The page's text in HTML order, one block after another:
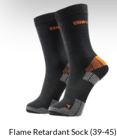
Flame Retardant Sock (39-45)